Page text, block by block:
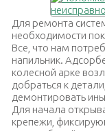
Для ремонта
необходимости
Все, что нам
напильник.
колесной арке
добраться к
демонтировать
Для начала
крепежи,